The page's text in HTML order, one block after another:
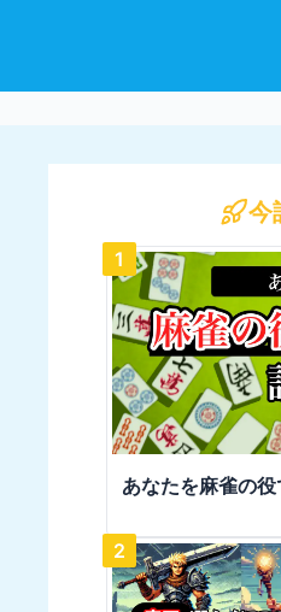
今
1
あなたを麻雀の
2